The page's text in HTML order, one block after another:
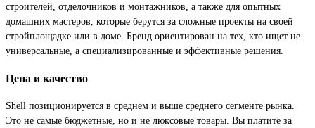
строителей, отделочников и монтажников, а также для опытных
домашних мастеров, которые берутся за сложные проекты на своей
стройплощадке или в доме. Бренд ориентирован на тех, кто ищет не
универсальные, а специализированные и эффективные решения.
Цена и качество
Shell позиционируется в среднем и выше среднего сегменте рынка.
Это не самые бюджетные, но и не люксовые товары. Вы платите за